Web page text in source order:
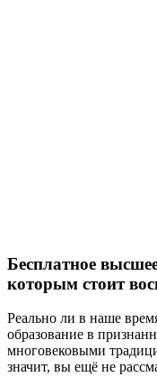
Бесплатное
которым стоит
Реально ли в наше
образование в
многовековыми
значит, вы ещё не